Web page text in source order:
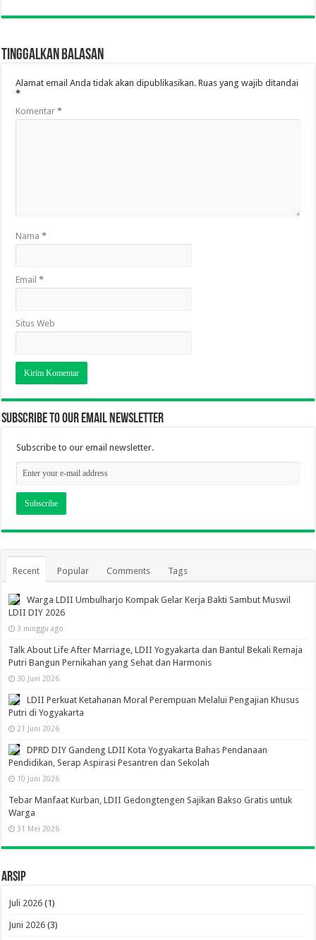
Tinggalkan Balasan
Alamat email Anda tidak akan dipublikasikan. Ruas yang wajib ditandai
*
Komentar*
Nama*
Email*
Situs Web
Subscribe to our email newsletter
Subscribe to our email newsletter.
Recent Popular Comments Tags
Warga LDII Umbulharjo Kompak Gelar Kerja Bakti Sambut Muswil
LDII DIY 2026
3 minggu ago
Talk About Life After Marriage, LDII Yogyakarta dan Bantul Bekali Remaja
Putri Bangun Pernikahan yang Sehat dan Harmonis
30 Juni 2026
LDII Perkuat Ketahanan Moral Perempuan Melalui Pengajian Khusus
Putri di Yogyakarta
21 Juni 2026
DPRD DIY Gandeng LDII Kota Yogyakarta Bahas Pendanaan
Pendidikan, Serap Aspirasi Pesantren dan Sekolah
10 Juni 2026
Tebar Manfaat Kurban, LDII Gedongtengen Sajikan Bakso Gratis untuk
Warga
31 Mei 2026
Arsip
Juli 2026 (1)
Juni 2026 (3)